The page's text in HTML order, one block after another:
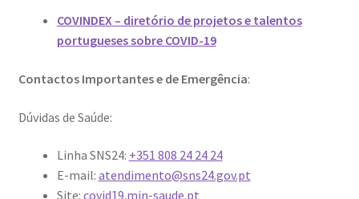
COVINDEX – diretório de projetos e talentos
portugueses sobre COVID-19
Contactos Importantes e de Emergência:
Dúvidas de Saúde:
Linha SNS24: +351 808 24 24 24
E-mail: atendimento@sns24.gov.pt
Site: covid19.min-saude.pt